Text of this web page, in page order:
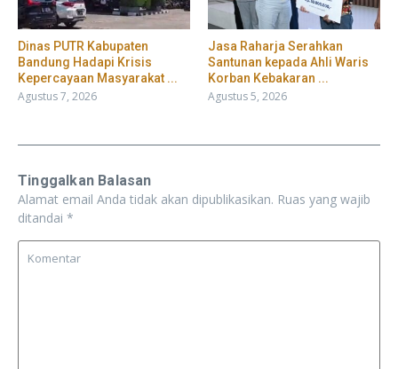
Dinas PUTR Kabupaten
Bandung Hadapi Krisis
Kepercayaan Masyarakat ...
Agustus 7, 2026
Jasa Raharja Serahkan
Santunan kepada Ahli Waris
Korban Kebakaran ...
Agustus 5, 2026
Tinggalkan Balasan
Alamat email Anda tidak akan dipublikasikan. Ruas yang wajib
ditandai *